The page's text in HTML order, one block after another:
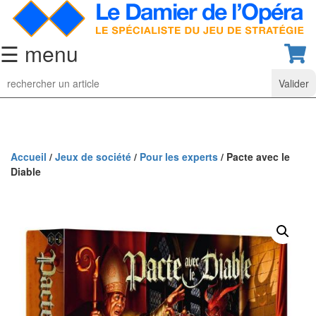
☰ menu
Jeu
d’Echecs
collection
Pièces
d’échecs
classiques
Coffrets
Accueil / Jeux de société / Pour les experts / Pacte avec le
Diable